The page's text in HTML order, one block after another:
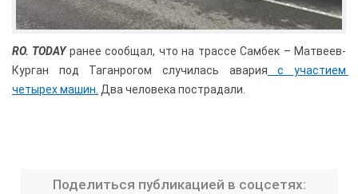
RO. TODAY ранее сообщал, что на трассе Самбек – Матвеев-
Курган под Таганрогом случилась авария с участием
четырех машин. Два человека пострадали.
Поделиться публикацией в соцсетях: